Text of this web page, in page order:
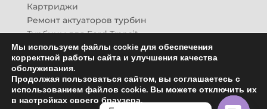
Картриджи
Ремонт актуаторов турбин
Турбины для Ford Transit
Турбины для Mazda CX-7
Картридж для ГАЗон-Next
Турбины HINO (Хино)
Купить новую турбину
Контакты
Мы используем файлы cookie для обеспечения
корректной работы сайта и улучшения качества
обслуживания.
Продолжая пользоваться сайтом, вы соглашаетесь с
использованием файлов cookie. Вы можете отключить их
в настройках своего браузера.